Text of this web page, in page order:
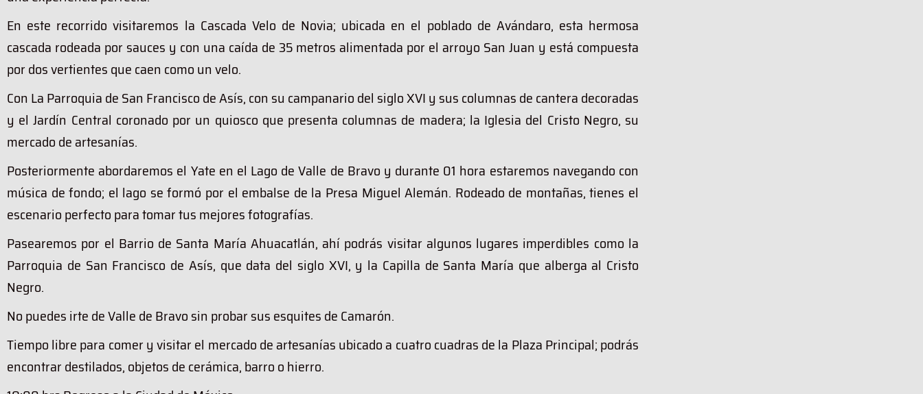
En este recorrido visitaremos la Cascada Velo de Novia; ubicada en el poblado de Avándaro, esta hermosa
cascada rodeada por sauces y con una caída de 35 metros alimentada por el arroyo San Juan y está compuesta
por dos vertientes que caen como un velo.
Con La Parroquia de San Francisco de Asís, con su campanario del siglo XVI y sus columnas de cantera decoradas
y el Jardín Central coronado por un quiosco que presenta columnas de madera; la Iglesia del Cristo Negro, su
mercado de artesanías.
Posteriormente abordaremos el Yate en el Lago de Valle de Bravo y durante 01 hora estaremos navegando con
música de fondo; el lago se formó por el embalse de la Presa Miguel Alemán. Rodeado de montañas, tienes el
escenario perfecto para tomar tus mejores fotografías.
Pasearemos por el Barrio de Santa María Ahuacatlán, ahí podrás visitar algunos lugares imperdibles como la
Parroquia de San Francisco de Asís, que data del siglo XVI, y la Capilla de Santa María que alberga al Cristo
Negro.
No puedes irte de Valle de Bravo sin probar sus esquites de Camarón.
Tiempo libre para comer y visitar el mercado de artesanías ubicado a cuatro cuadras de la Plaza Principal; podrás
encontrar destilados, objetos de cerámica, barro o hierro.